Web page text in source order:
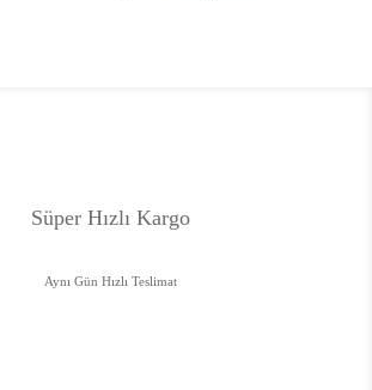
Süper Hızlı Kargo
Aynı Gün Hızlı Teslimat